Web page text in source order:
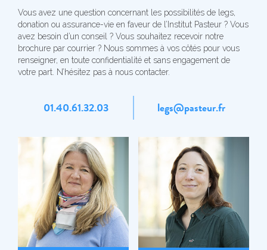
Vous avez une question concernant les possibilités de legs,
donation ou assurance-vie en faveur de l’Institut Pasteur ? Vous
avez besoin d’un conseil ? Vous souhaitez recevoir notre
brochure par courrier ? Nous sommes à vos côtés pour vous
renseigner, en toute confidentialité et sans engagement de
votre part. N’hésitez pas à nous contacter.
01.40.61.32.03 legs@pasteur.fr